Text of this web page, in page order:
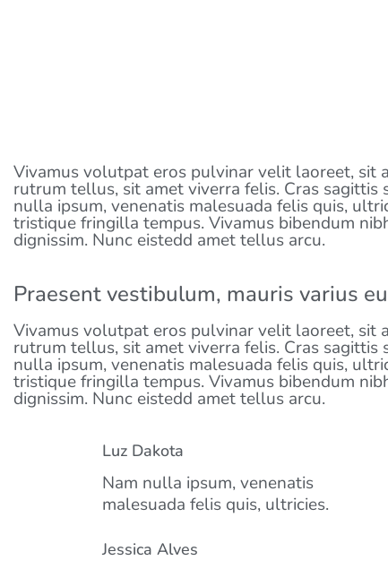
Vivamus volutpat eros pulvinar velit laoreet, sit
rutrum tellus, sit amet viverra felis. Cras sagittis
nulla ipsum, venenatis malesuada felis quis,
tristique fringilla tempus. Vivamus bibendum
dignissim. Nunc eistedd amet tellus arcu.
Praesent vestibulum, mauris varius
Vivamus volutpat eros pulvinar velit laoreet, sit
rutrum tellus, sit amet viverra felis. Cras sagittis
nulla ipsum, venenatis malesuada felis quis,
tristique fringilla tempus. Vivamus bibendum
dignissim. Nunc eistedd amet tellus arcu.
Luz Dakota
Nam nulla ipsum, venenatis
malesuada felis quis, ultricies.
Jessica Alves